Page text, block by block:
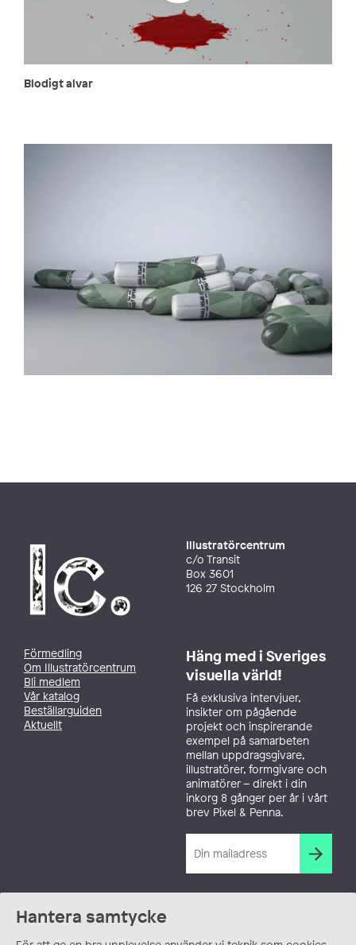
Hantera samtycke
Blodigt alvar
Illustratörcentrum
c/o Transit
Box 3601
126 27 Stockholm
Förmedling
Om Illustratörcentrum
Bli medlem
Vår katalog
Beställarguiden
Aktuellt
Häng med i Sveriges
visuella värld!
Få exklusiva intervjuer,
insikter om pågående
projekt och inspirerande
exempel på samarbeten
mellan uppdragsgivare,
illustratörer, formgivare och
animatörer – direkt i din
inkorg 8 gånger per år i vårt
brev Pixel & Penna.